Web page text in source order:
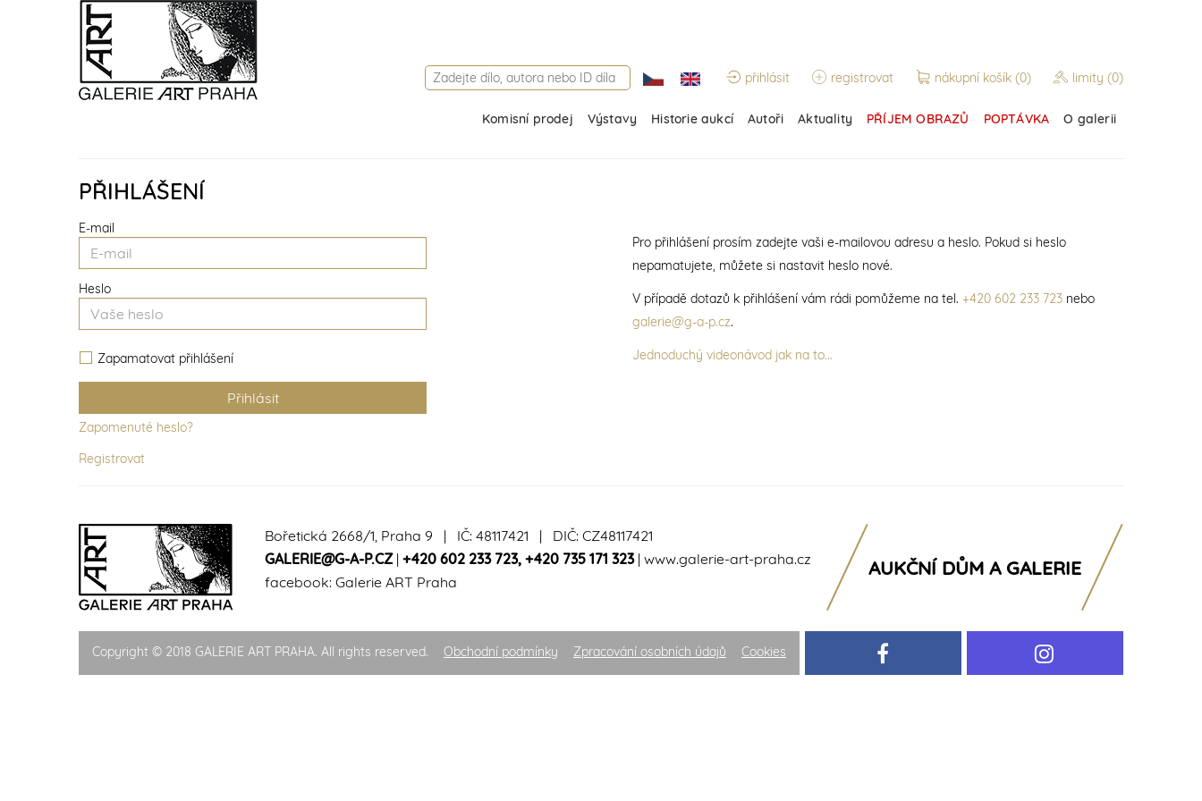
přihlásit registrovat nákupní košík (0) limity (0)
Komisní prodej Výstavy Historie aukcí Autoři Aktuality PŘÍJEM OBRAZŮ POPTÁVKA O galerii
PŘIHLÁŠENÍ
E-mail
Heslo
Zapamatovat přihlášení
Zapomenuté heslo?
Registrovat
Pro přihlášení prosím zadejte vaši e-mailovou adresu a heslo. Pokud si heslo
nepamatujete, můžete si nastavit heslo nové.
V případě dotazů k přihlášení vám rádi pomůžeme na tel. +420 602 233 723nebo
galerie@g-a-p.cz.
Jednoduchý videonávod jak na to...
Bořetická 2668/1, Praha 9 | IČ: 48117421 | DIČ: CZ48117421
GALERIE@G-A-P.CZ| +420 602 233 723, +420 735 171 323| www.galerie-art-praha.cz
facebook: Galerie ART Praha
AUKČNÍ DŮM A GALERIE
Copyright © 2018 GALERIE ART PRAHA. All rights reserved. Obchodní podmínky Zpracování osobních údajů Cookies